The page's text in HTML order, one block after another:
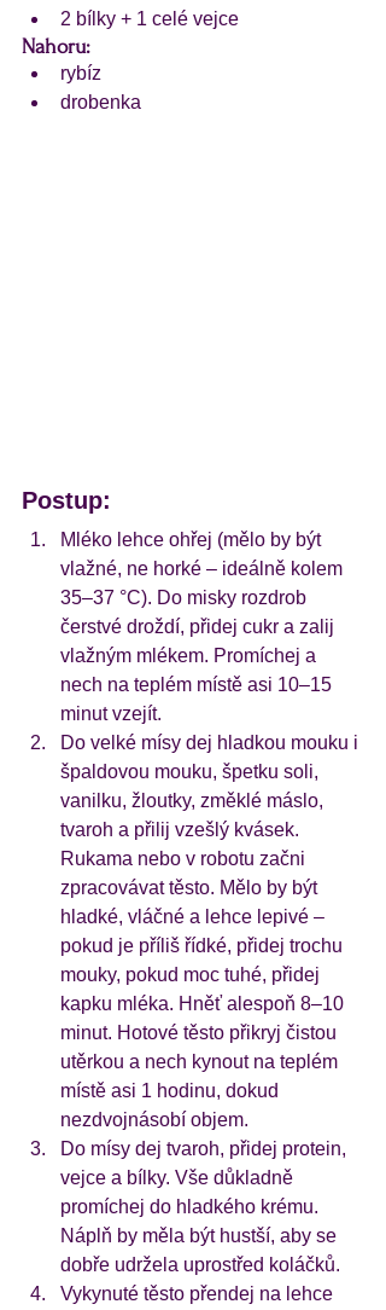
2 bílky + 1 celé vejce
Nahoru:
rybíz
drobenka
Postup:
Mléko lehce ohřej (mělo by být
vlažné, ne horké – ideálně kolem
35–37 °C). Do misky rozdrob
čerstvé droždí, přidej cukr a zalij
vlažným mlékem. Promíchej a
nech na teplém místě asi 10–15
minut vzejít.
Do velké mísy dej hladkou mouku i
špaldovou mouku, špetku soli,
vanilku, žloutky, změklé máslo,
tvaroh a přilij vzešlý kvásek.
Rukama nebo v robotu začni
zpracovávat těsto. Mělo by být
hladké, vláčné a lehce lepivé –
pokud je příliš řídké, přidej trochu
mouky, pokud moc tuhé, přidej
kapku mléka. Hněť alespoň 8–10
minut. Hotové těsto přikryj čistou
utěrkou a nech kynout na teplém
místě asi 1 hodinu, dokud
nezdvojnásobí objem.
Do mísy dej tvaroh, přidej protein,
vejce a bílky. Vše důkladně
promíchej do hladkého krému.
Náplň by měla být hustší, aby se
dobře udržela uprostřed koláčků.
Vykynuté těsto přendej na lehce